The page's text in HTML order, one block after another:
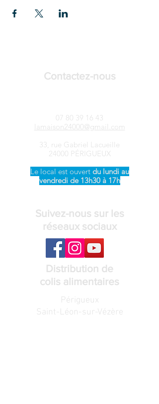
Contactez-nous
07 80 39 16 43
lamaison24000@gmail.com
33, rue Gabriel Lacueille
24000 PÉRIGUEUX
Le local est ouvert ​ du lundi au
vendredi de 13h30 à 17h
Suivez-nous sur les
réseaux sociaux
Distribution de
colis alimentaires
Périgueux
Saint-Léon-sur-Vézère